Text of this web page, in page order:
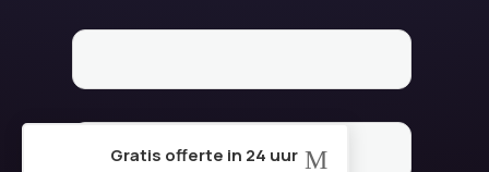
M
Gratis offerte in 24 uur